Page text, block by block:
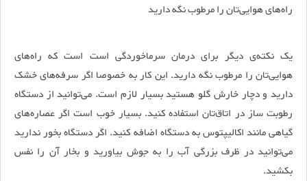
راه‌های هوایی‌تان را مرطوب نگه دارید
یک نکته‌ی دیگر برای درمان سرماخوردگی است است که راه‌های
هوایی‌تان را مرطوب نگه دارید. این کار به خصوصا اگر سرفه‌های خشک
دارید و دچار خارش گلو هستید بسیار لازم است. می‌توانید از دستگاه
رطوبت ساز در اتاق‌تان استفاده کنید. بسیار خوب است اگر عصاره‌های
گیاهی مانند اکالیپتوس به دستگاه اضافه کنید. اگر دستگاه بخور ندارید
می‌توانید در ظرف بزرگی آب را به جوش بیاورید و بخار آن را نفس
بکشید.